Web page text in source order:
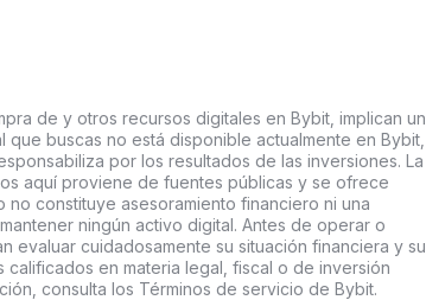
de y otros recursos digitales en Bybit, implican un
buscas no está disponible actualmente en Bybit,
por los resultados de las inversiones. La
aquí proviene de fuentes públicas y se ofrece
constituye asesoramiento financiero ni una
ningún activo digital. Antes de operar o
evaluar cuidadosamente su situación financiera y su
en materia legal, fiscal o de inversión
consulta los Términos de servicio de Bybit.